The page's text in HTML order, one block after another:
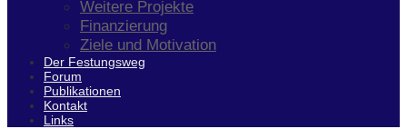
Weitere Projekte
Finanzierung
Ziele und Motivation
Der Festungsweg
Forum
Publikationen
Kontakt
Links